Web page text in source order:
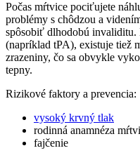
Počas mŕtvice pociťujete
problémy s chôdzou a
spôsobiť dlhodobú
(napríklad tPA), existuje tiež
zrazeniny, čo sa obvykle
tepny.
Rizikové faktory a prevencia:
vysoký krvný tlak
rodinná anamnéza
fajčenie